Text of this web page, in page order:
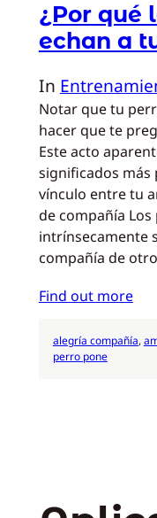
¿Por qué
echan a
In
Notar que tu
hacer que te
Este acto
significados
vínculo entre tu
de compañía
intrínsecamente
compañía de
Find out more
alegría compañía,
perro pone